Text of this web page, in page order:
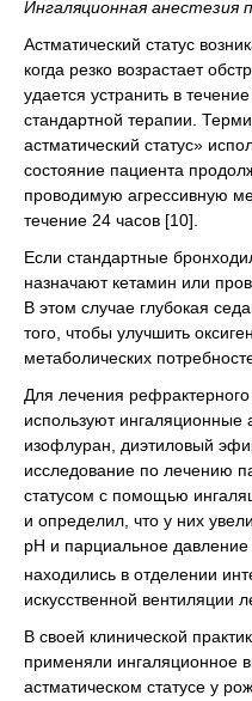
Ингаляционная
Астматический статус
когда резко возрастает
удается устранить в
стандартной терапии.
астматический статус»
состояние пациента
проводимую агрессивную
течение 24 часов [10].
Если стандартные
назначают кетамин или
В этом случае глубокая
того, чтобы улучшить
метаболических
Для лечения рефрактерного
используют ингаляционные
изофлуран, диэтиловый
исследование по лечению
статусом с помощью
и определил, что у них
рН и парциальное
находились в отделении
искусственной вентиляции
В своей клинической
применяли ингаляционное
астматическом статусе у